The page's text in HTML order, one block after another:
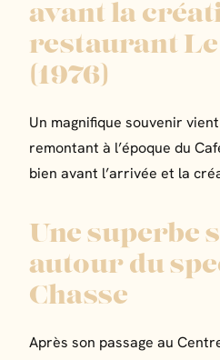
avant la
restaurant
(1976)
Un magnifique souvenir
remontant à l’époque du
bien avant l’arrivée et la
Une superbe
autour du
Chasse
Après son passage au